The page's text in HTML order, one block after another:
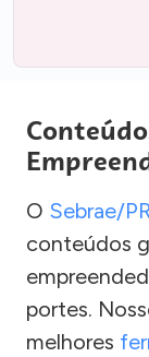
O Sebrae/
conteúdos
portes.
melhores